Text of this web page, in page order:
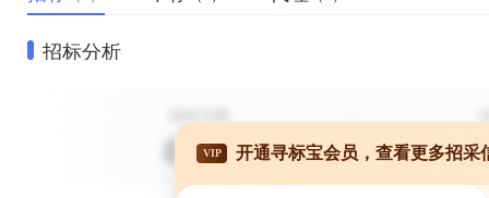
招标分析
VIP 开通寻标宝会员，查看更多招采